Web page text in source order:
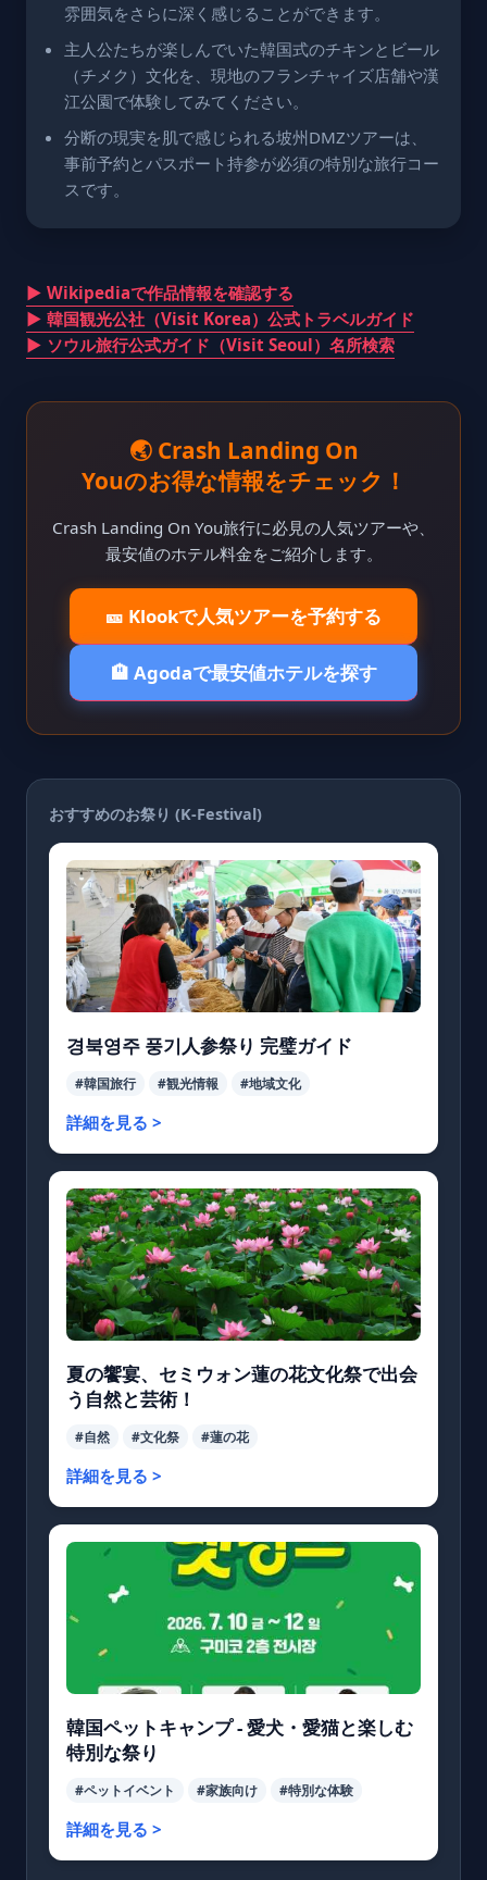
雰囲気をさらに深く感じることができます。
主人公たちが楽しんでいた韓国式のチキンとビール
（チメク）文化を、現地のフランチャイズ店舗や漢
江公園で体験してみてください。
分断の現実を肌で感じられる坡州DMZツアーは、
事前予約とパスポート持参が必須の特別な旅行コー
スです。
▶ Wikipediaで作品情報を確認する
▶ 韓国観光公社（Visit Korea）公式トラベルガイド
▶ ソウル旅行公式ガイド（Visit Seoul）名所検索
🌏 Crash Landing On
Youのお得な情報をチェック！
Crash Landing On You旅行に必見の人気ツアーや、
最安値のホテル料金をご紹介します。
🎫 Klookで人気ツアーを予約する
🏨 Agodaで最安値ホテルを探す
おすすめのお祭り (K-Festival)
경북영주 풍기人参祭り 完璧ガイド
#韓国旅行 #観光情報 #地域文化
詳細を見る >
夏の饗宴、セミウォン蓮の花文化祭で出会
う自然と芸術！
#自然 #文化祭 #蓮の花
詳細を見る >
韓国ペットキャンプ - 愛犬・愛猫と楽しむ
特別な祭り
#ペットイベント #家族向け #特別な体験
詳細を見る >